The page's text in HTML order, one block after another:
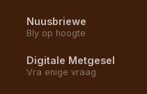
Nuusbriewe
Bly op hoogte
Digitale Metgesel
Vra enige vraag